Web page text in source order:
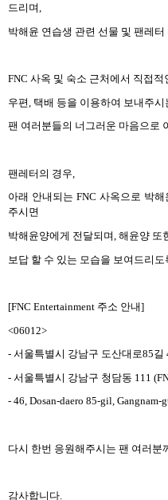
드리며
박해윤 연습생 관련 선물 및 팬레
FNC 사옥 및 숙소 근처에서 직접
우편 택배 등을 이용하여 보내주
팬 여러분들의 너그러운 마음으로
팬레터의 경우
아래 안내되는 FNC 사옥으로 박해
주시면
박해윤양에게 전달되며 해윤양 또
보답 할 수 있는 모습을 보여드리
[FNC Entertainment 주소 안내]
<06012>
- 서울특별시 강남구 도산대로85길
- 서울특별시 강남구 청담동 111
- 46, Dosan-daero 85-gil, Gangnam-
다시 한번 응원해주시는 팬 여러분
감사합니다.